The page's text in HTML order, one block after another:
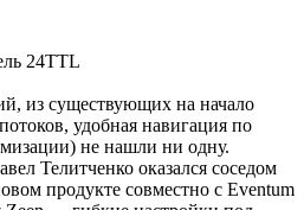
24TTL
из существующих на начало
удобная навигация по
не нашли ни одну.
Телитченко оказался соседом
продукте совместно с Eventum